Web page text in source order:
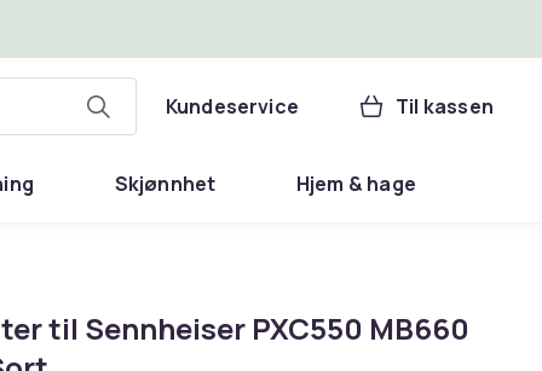
Kundeservice Til kassen
Skjønnhet Hjem & hage
til Sennheiser PXC550 MB660